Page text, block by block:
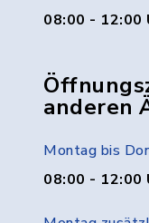
08:00 - 12:00
anderen
Montag bis
08:00 - 12:00